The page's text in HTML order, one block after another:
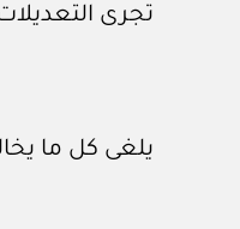
تجرى
يلغى كل ما